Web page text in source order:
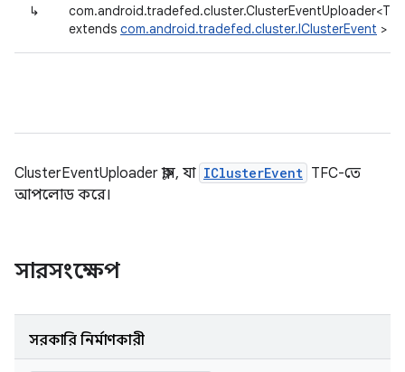
↳
com.android.tradefed.cluster.ClusterEventUploader<T
extends com.android.tradefed.cluster.IClusterEvent >
ClusterEventUploader ক্লাস, যা IClusterEvent TFC-তে
আপলোড করে।
সারসংক্ষেপ
সরকারি নির্মাণকারী